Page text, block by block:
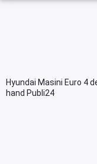
Hyundai Masini Euro 4
hand Publi24